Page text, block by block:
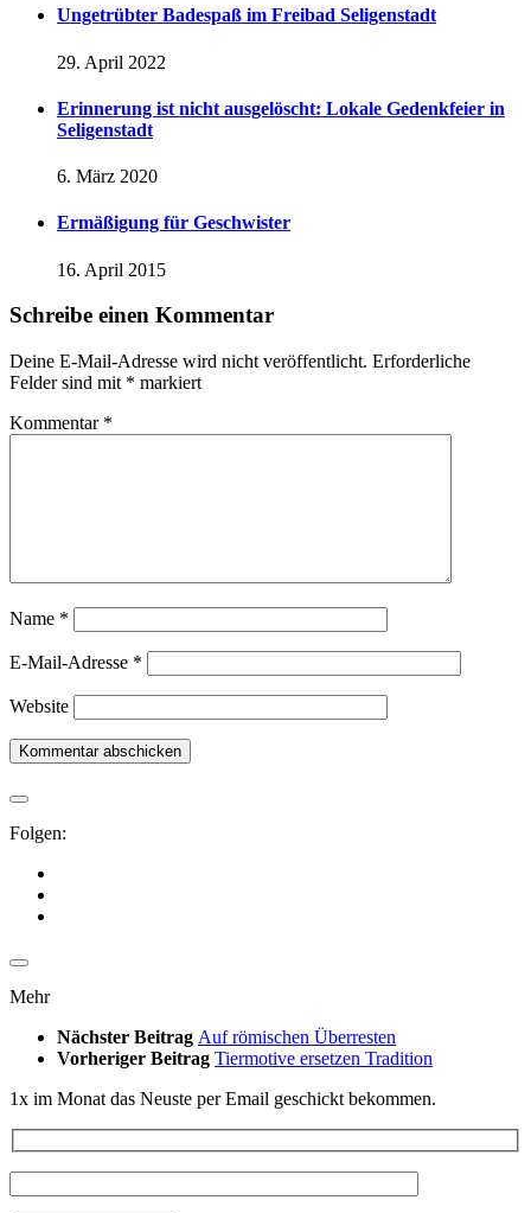
Ungetrübter Badespaß im Freibad Seligenstadt
29. April 2022
Erinnerung ist nicht ausgelöscht: Lokale Gedenkfeier in
Seligenstadt
6. März 2020
Ermäßigung für Geschwister
16. April 2015
Schreibe einen Kommentar
Deine E-Mail-Adresse wird nicht veröffentlicht. Erforderliche
Felder sind mit * markiert
Kommentar *
Name *
E-Mail-Adresse *
Website
Folgen:
Mehr
Nächster Beitrag Auf römischen Überresten
Vorheriger Beitrag Tiermotive ersetzen Tradition
1x im Monat das Neuste per Email geschickt bekommen.